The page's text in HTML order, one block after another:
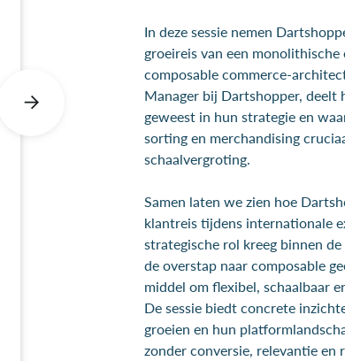
In deze sessie nemen
groeireis van een
composable commerce-
Manager bij Dartshopper,
geweest in hun strategie en
sorting en merchandising
schaalvergroting.
Samen laten we zien hoe
klantreis tijdens internationale
strategische rol kreeg binnen
de overstap naar composable
middel om flexibel, schaalbaar
De sessie biedt concrete
groeien en hun
zonder conversie, relevantie en